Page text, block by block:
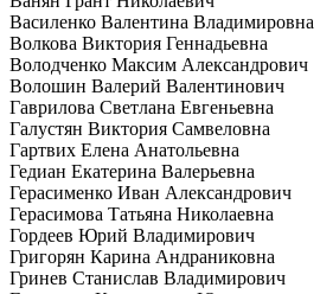
Василенко Валентина Владимировна
Волкова Виктория Геннадьевна
Володченко Максим Александрович
Волошин Валерий Валентинович
Гаврилова Светлана Евгеньевна
Галустян Виктория Самвеловна
Гартвих Елена Анатольевна
Гедиан Екатерина Валерьевна
Герасименко Иван Александрович
Герасимова Татьяна Николаевна
Гордеев Юрий Владимирович
Григорян Карина Андраниковна
Гринев Станислав Владимирович